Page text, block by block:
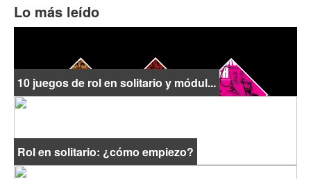
Lo más leído
10 juegos de rol en solitario y módul...
Rol en solitario: ¿cómo empiezo?